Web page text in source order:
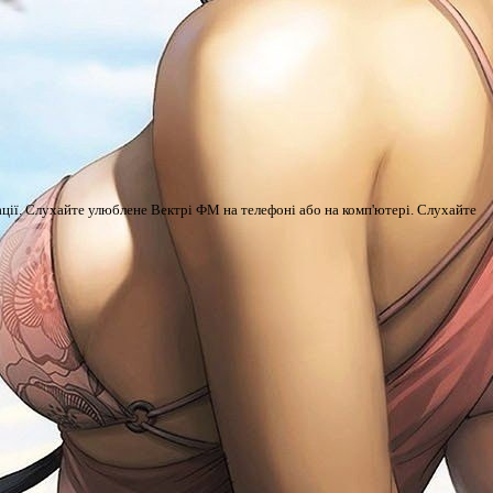
Слухайте улюблене Вектрі ФМ на телефоні або на комп'ютері. Слухайте